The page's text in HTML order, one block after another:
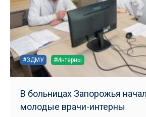
#ЗДМУ #Интерны
В больницах Запорожья
молодые врачи-интерны